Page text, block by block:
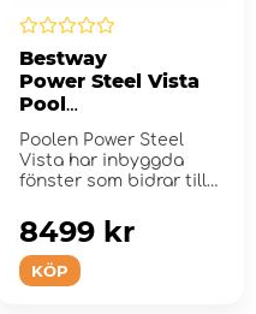
Bestway
Power Steel Vista
Pool
Poolen Power Steel
Vista har inbyggda
fönster som bidrar till
vatten&...
KÖP
8499 kr